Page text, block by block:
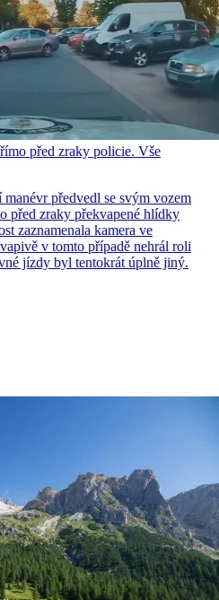
před zraky policie. Vše
předvedl se svým vozem
před zraky překvapené hlídky
zaznamenala kamera ve
v tomto případě nehrál roli
jízdy byl tentokrát úplně jiný.